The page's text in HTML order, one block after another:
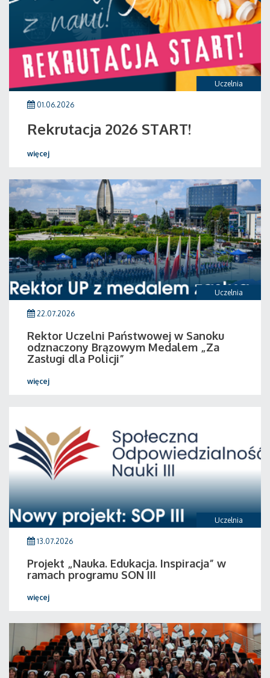
Uczelnia
01.06.2026
Rekrutacja 2026 START!
więcej
Uczelnia
22.07.2026
Rektor Uczelni Państwowej w Sanoku
odznaczony Brązowym Medalem „Za
Zasługi dla Policji”
więcej
Uczelnia
13.07.2026
Projekt „Nauka. Edukacja. Inspiracja” w
ramach programu SON III
więcej